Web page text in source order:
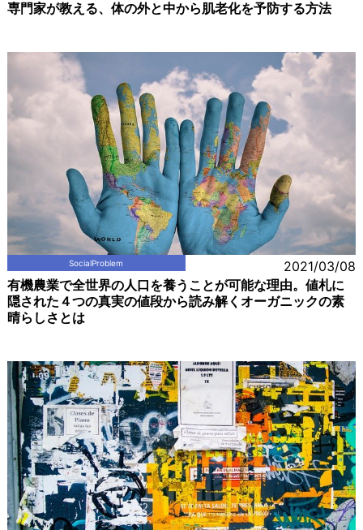
専門家が教える、体の外と中から肌老化を予防する方法
SocialProblem 2021/03/08
有機農業で全世界の人口を養うことが可能な理由。値札に
隠された４つの真実の値段から読み解くオーガニックの素
晴らしさとは